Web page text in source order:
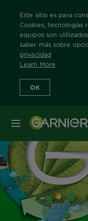
Este sitio es para
Cookies, tecnologías
equipos son
saber más sobre
privacidad
Learn More
OK
MENÚ
Home Movimiento